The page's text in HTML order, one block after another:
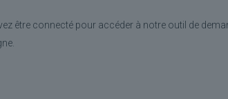
être connecté pour accéder à notre outil de